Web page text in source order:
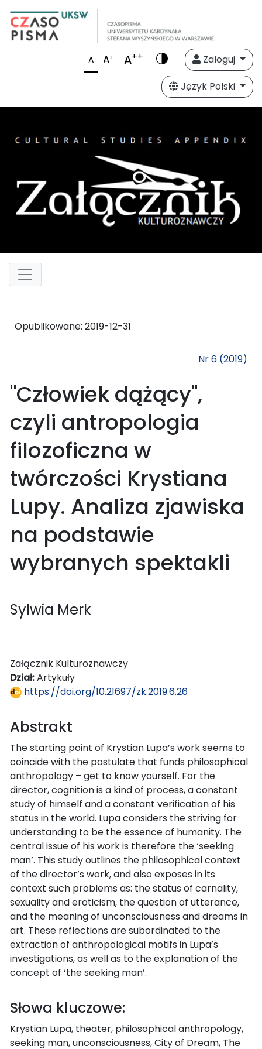
A A+ A++
Zaloguj
Język Polski
Opublikowane: 2019-12-31
Nr 6 (2019)
"Człowiek dążący",
czyli antropologia
filozoficzna w
twórczości Krystiana
Lupy. Analiza zjawiska
na podstawie
wybranych spektakli
Sylwia Merk
Załącznik Kulturoznawczy
Dział:Artykuły
https://doi.org/10.21697/zk.2019.6.26
Abstrakt
The starting point of Krystian Lupa’s work seems to
coincide with the postulate that funds philosophical
anthropology – get to know yourself. For the
director, cognition is a kind of process, a constant
study of himself and a constant verification of his
status in the world. Lupa considers the striving for
understanding to be the essence of humanity. The
central issue of his work is therefore the ‘seeking
man’. This study outlines the philosophical context
of the director’s work, and also exposes in its
context such problems as: the status of carnality,
sexuality and eroticism, the question of utterance,
and the meaning of unconsciousness and dreams in
art. These reflections are subordinated to the
extraction of anthropological motifs in Lupa’s
investigations, as well as to the explanation of the
concept of ‘the seeking man’.
Słowa kluczowe:
Krystian Lupa, theater, philosophical anthropology,
seeking man, unconsciousness, City of Dream, The